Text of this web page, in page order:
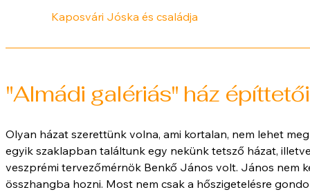
Kaposvári Jóska és családja
"Almádi galériás" ház építtetői
Olyan házat szerettünk volna, ami kortalan, nem lehet
egyik szaklapban találtunk egy nekünk tetsző házat,
veszprémi tervezőmérnök Benkő János volt. János nem
összhangba hozni. Most nem csak a hőszigetelésre